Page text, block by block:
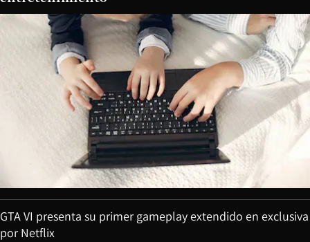
GTA VI presenta su primer gameplay extendido en exclusiva
por Netflix